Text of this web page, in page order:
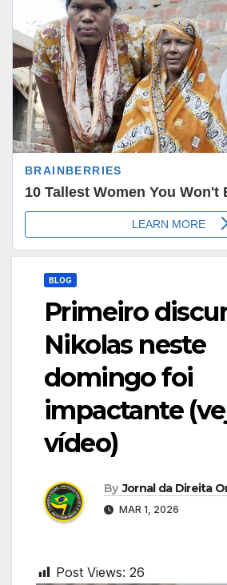
BLOG
Primeiro
Nikolas neste
domingo foi
impactante
vídeo)
By Jornal da Direita
MAR 1, 2026
Post Views: 26